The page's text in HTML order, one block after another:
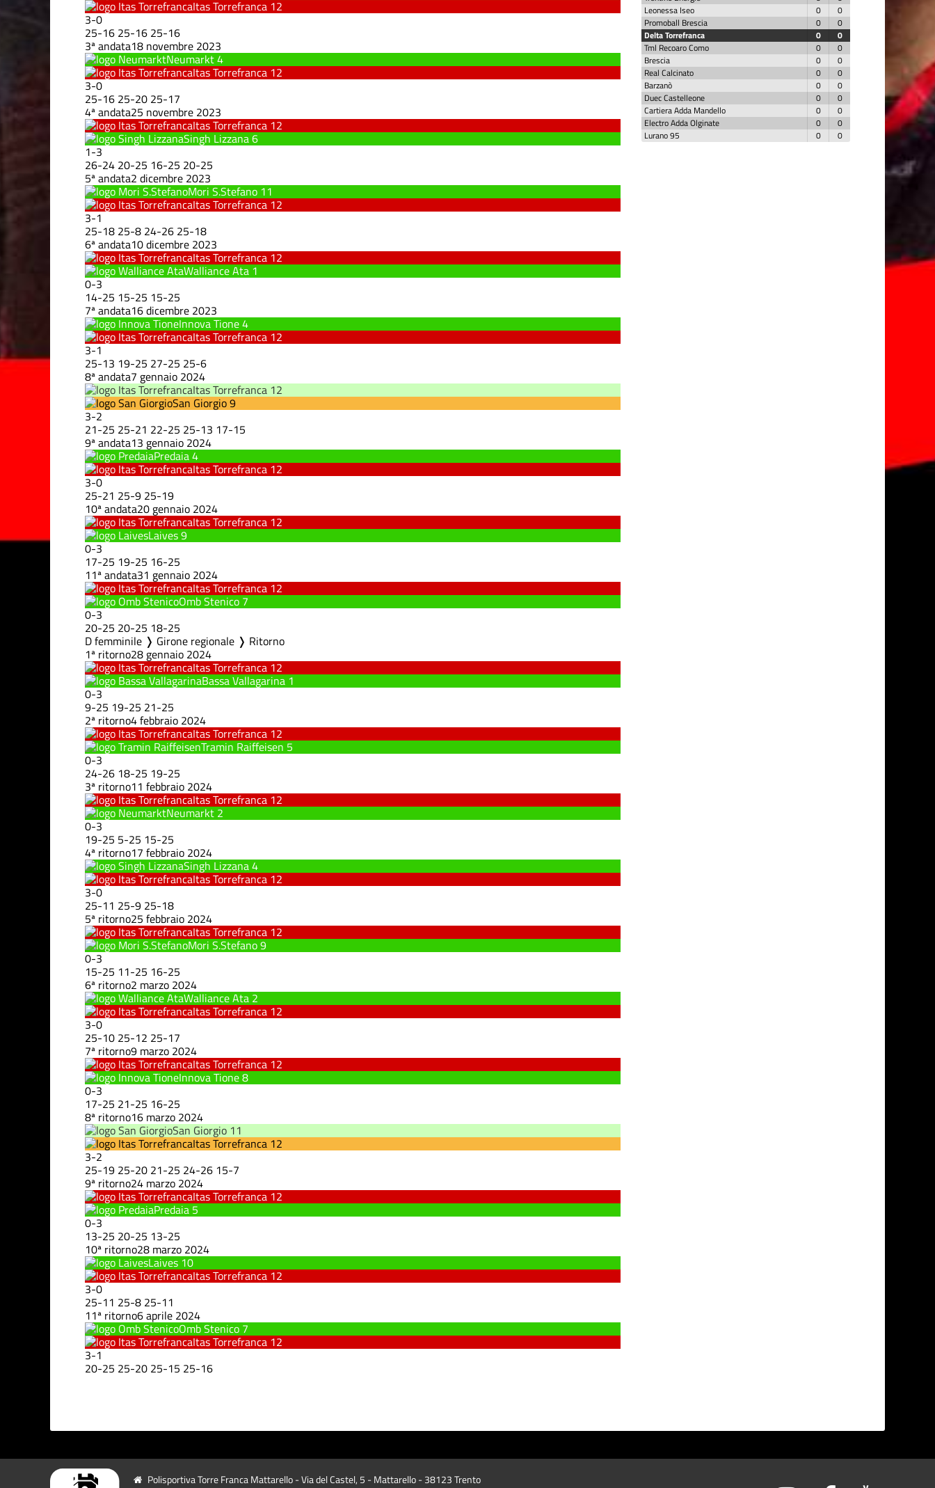
Itas Torrefranca 12
3-0
25-16 25-16 25-16
3ª andata18 novembre 2023
Neumarkt4
Itas Torrefranca 12
3-0
25-16 25-20 25-17
4ª andata25 novembre 2023
Itas Torrefranca 12
Singh Lizzana6
1-3
26-24 20-25 16-25 20-25
5ª andata2 dicembre 2023
Mori S.Stefano 11
Itas Torrefranca 12
3-1
25-18 25-8 24-26 25-18
6ª andata10 dicembre 2023
Itas Torrefranca 12
Walliance Ata 1
0-3
14-25 15-25 15-25
7ª andata16 dicembre 2023
Innova Tione4
Itas Torrefranca 12
3-1
25-13 19-25 27-25 25-6
8ª andata7 gennaio 2024
Itas Torrefranca 12
San Giorgio9
3-2
21-25 25-21 22-25 25-13 17-15
9ª andata13 gennaio 2024
Predaia4
Itas Torrefranca 12
3-0
25-21 25-9 25-19
10ª andata20 gennaio 2024
Itas Torrefranca 12
Laives9
0-3
17-25 19-25 16-25
11ª andata31 gennaio 2024
Itas Torrefranca 12
Omb Stenico 7
0-3
20-25 20-25 18-25
D femminile ❭ Girone regionale ❭ Ritorno
1ª ritorno28 gennaio 2024
Itas Torrefranca 12
Bassa Vallagarina 1
0-3
9-25 19-25 21-25
2ª ritorno4 febbraio 2024
Itas Torrefranca 12
Tramin Raiffeisen 5
0-3
24-26 18-25 19-25
3ª ritorno11 febbraio 2024
Itas Torrefranca 12
Neumarkt 2
0-3
19-25 5-25 15-25
4ª ritorno17 febbraio 2024
Singh Lizzana4
Itas Torrefranca 12
3-0
25-11 25-9 25-18
5ª ritorno25 febbraio 2024
Itas Torrefranca 12
Mori S.Stefano9
0-3
15-25 11-25 16-25
6ª ritorno2 marzo 2024
Walliance Ata 2
Itas Torrefranca 12
3-0
25-10 25-12 25-17
7ª ritorno9 marzo 2024
Itas Torrefranca 12
Innova Tione8
0-3
17-25 21-25 16-25
8ª ritorno16 marzo 2024
San Giorgio 11
Itas Torrefranca 12
3-2
25-19 25-20 21-25 24-26 15-7
9ª ritorno24 marzo 2024
Itas Torrefranca 12
Predaia 5
0-3
13-25 20-25 13-25
10ª ritorno28 marzo 2024
Laives 10
Itas Torrefranca 12
3-0
25-11 25-8 25-11
11ª ritorno6 aprile 2024
Omb Stenico 7
Itas Torrefranca 12
3-1
20-25 25-20 25-15 25-16
Leonessa Iseo
0
0
Promoball Brescia
0
0
Delta Torrefranca
0
0
Tml Recoaro Como
0
0
Brescia
0
0
Real Calcinato
0
0
Barzanò
0
0
Duec Castelleone
0
0
Cartiera Adda Mandello
0
0
Electro Adda Olginate
0
0
Lurano 95
0 0
Polisportiva Torre Franca Mattarello - Via del Castel, 5 - Mattarello - 38123 Trento